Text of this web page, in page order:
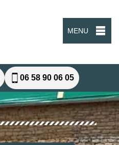
MENU
06 58 90 06 05